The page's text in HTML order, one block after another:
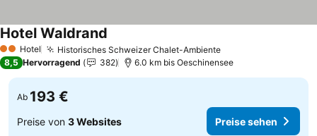
2 Sterne
Hotel Historisches Schweizer Chalet-Ambiente
Hotel Waldrand
8,5 Hervorragend 382 6.0 km bis Oeschinensee
Ab 193 €
Preise von 3 Websites Preise sehen